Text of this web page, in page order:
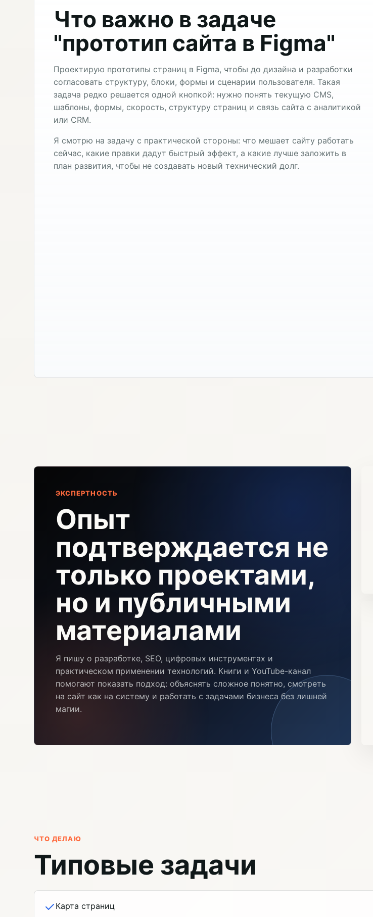
Что важно в задаче
"прототип сайта в Figma"
Проектирую прототипы страниц в Figma, чтобы до дизайна и разработки
согласовать структуру, блоки, формы и сценарии пользователя. Такая
задача редко решается одной кнопкой: нужно понять текущую CMS,
шаблоны, формы, скорость, структуру страниц и связь сайта с аналитикой
или CRM.
Я смотрю на задачу с практической стороны: что мешает сайту работать
сейчас, какие правки дадут быстрый эффект, а какие лучше заложить в
план развития, чтобы не создавать новый технический долг.
ЭКСПЕРТНОСТЬ
Опыт
подтверждается не
только проектами,
но и публичными
материалами
Я пишу о разработке, SEO, цифровых инструментах и
практическом применении технологий. Книги и YouTube-канал
помогают показать подход: объяснять сложное понятно, смотреть
на сайт как на систему и работать с задачами бизнеса без лишней
магии.
ЧТО ДЕЛАЮ
Типовые задачи
Карта страниц